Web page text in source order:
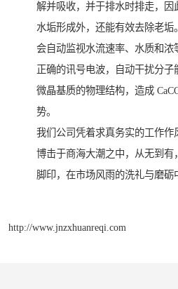
解并吸收，并于排水时排走，因
水垢形成外，还能有效去除老垢
会自动监视水流速率、水质和浓
正确的讯号电波，自动干扰分子
微晶基质的物理结构，造成
势。
我们公司凭着求真务实的工作作
博击于商海大潮之中，从无到有
脚印，在市场风雨的洗礼与磨砺
http://www.jnzxhuanreqi.com